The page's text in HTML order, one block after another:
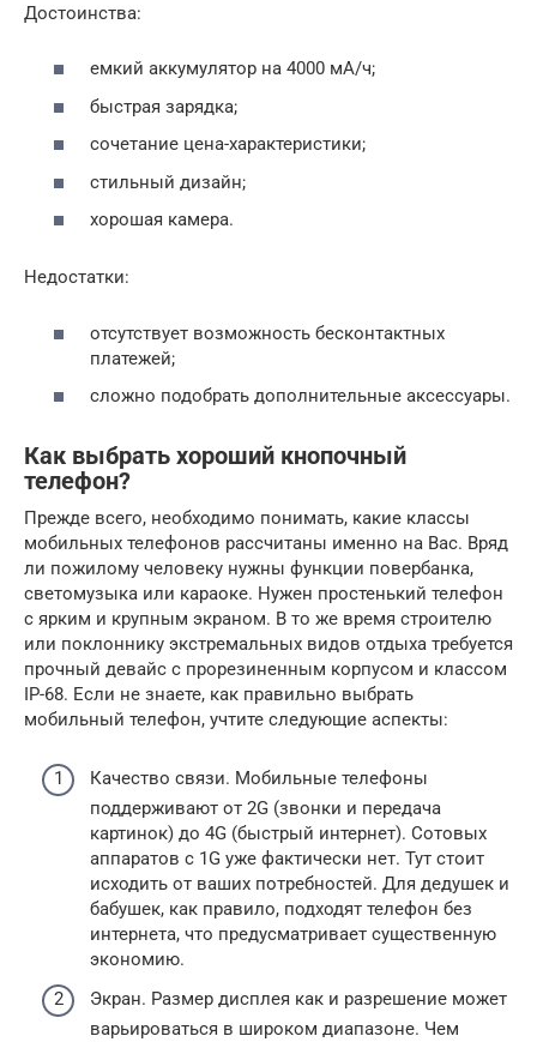
Достоинства:
емкий аккумулятор на 4000 мА/ч;
быстрая зарядка;
сочетание цена-характеристики;
стильный дизайн;
хорошая камера.
Недостатки:
отсутствует возможность бесконтактных
платежей;
сложно подобрать дополнительные аксессуары.
Как выбрать хороший кнопочный
телефон?
Прежде всего, необходимо понимать, какие классы
мобильных телефонов рассчитаны именно на Вас. Вряд
ли пожилому человеку нужны функции повербанка,
светомузыка или караоке. Нужен простенький телефон
с ярким и крупным экраном. В то же время строителю
или поклоннику экстремальных видов отдыха требуется
прочный девайс с прорезиненным корпусом и классом
IP-68. Если не знаете, как правильно выбрать
мобильный телефон, учтите следующие аспекты:
Качество связи. Мобильные телефоны
поддерживают от 2G (звонки и передача
картинок) до 4G (быстрый интернет). Сотовых
аппаратов с 1G уже фактически нет. Тут стоит
исходить от ваших потребностей. Для дедушек и
бабушек, как правило, подходят телефон без
интернета, что предусматривает существенную
экономию.
Экран. Размер дисплея как и разрешение может
варьироваться в широком диапазоне. Чем